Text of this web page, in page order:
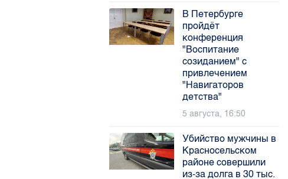
В Петербурге
пройдёт
конференция
"Воспитание
созиданием" с
привлечением
"Навигаторов
детства"
5 августа, 16:50
Убийство мужчины в
Красносельском
районе совершили
из-за долга в 30 тыс.